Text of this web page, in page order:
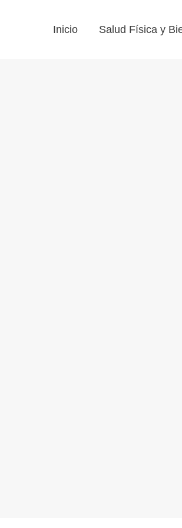
Inicio Salud Física y